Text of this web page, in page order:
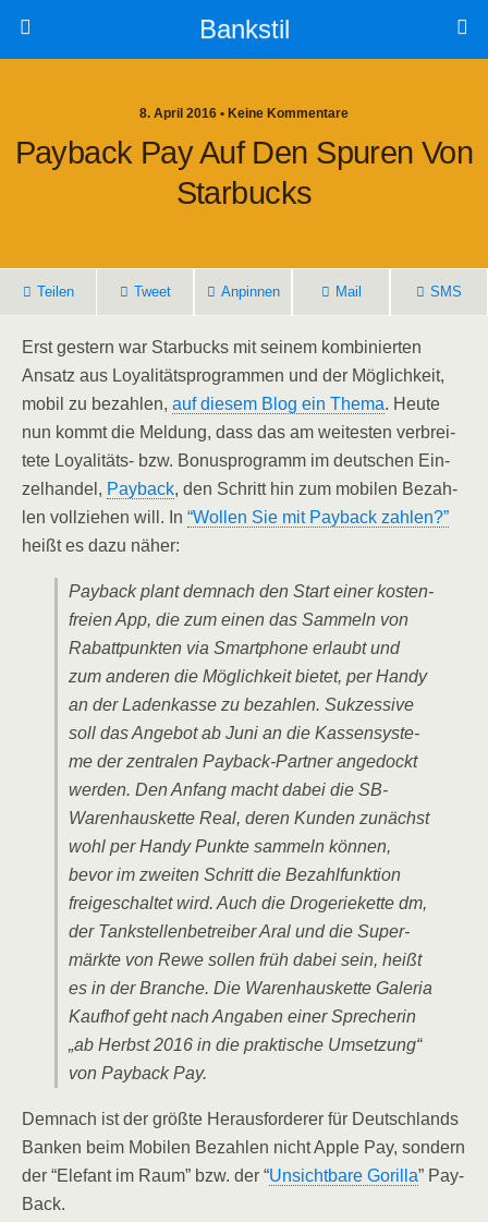
Bankstil
8. April 2016 • Keine Kommentare
Pay­back Pay Auf Den Spu­ren Von
Starbucks
Tei­len Tweet Anpin­nen Mail SMS
Erst ges­tern war Star­bucks mit sei­nem kom­bi­nier­ten
Ansatz aus Loya­li­täts­pro­gram­men und der Mög­lich­keit,
mobil zu bezah­len, auf die­sem Blog ein The­ma. Heu­te
nun kommt die Mel­dung, dass das am wei­tes­ten ver­brei­
te­te Loya­li­täts- bzw. Bonus­pro­gramm im deut­schen Ein­
zel­han­del, Pay­back, den Schritt hin zum mobi­len Bezah­
len voll­zie­hen will. In “Wol­len Sie mit Pay­back zah­len?”
heißt es dazu näher:
Pay­back plant dem­nach den Start einer kos­ten­
frei­en App, die zum einen das Sam­meln von
Rabatt­punk­ten via Smart­phone erlaubt und
zum ande­ren die Mög­lich­keit bie­tet, per Han­dy
an der Laden­kas­se zu bezah­len. Suk­zes­si­ve
soll das Ange­bot ab Juni an die Kas­sen­sys­te­
me der zen­tra­len Pay­back-Part­ner ange­dockt
wer­den. Den Anfang macht dabei die SB-
Waren­haus­ket­te Real, deren Kun­den zunächst
wohl per Han­dy Punk­te sam­meln kön­nen,
bevor im zwei­ten Schritt die Bezahl­funk­ti­on
frei­ge­schal­tet wird. Auch die Dro­ge­rie­ket­te dm,
der Tank­stel­len­be­trei­ber Aral und die Super­
märk­te von Rewe sol­len früh dabei sein, heißt
es in der Bran­che. Die Waren­haus­ket­te Gale­ria
Kauf­hof geht nach Anga­ben einer Spre­che­rin
„ab Herbst 2016 in die prak­ti­sche Umset­zung“
von Pay­back Pay.
Dem­nach ist der größ­te Her­aus­for­de­rer für Deutsch­lands
Ban­ken beim Mobi­len Bezah­len nicht Apple Pay, son­dern
der “Ele­fant im Raum” bzw. der “Unsicht­ba­re Goril­la” Pay­
Back.